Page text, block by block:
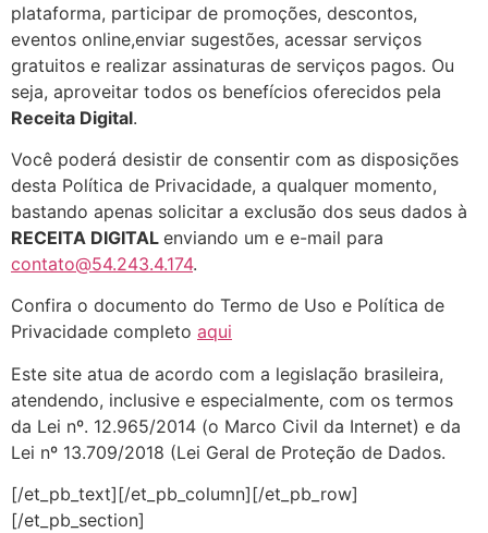
plataforma, participar de promoções, descontos,
eventos online,enviar sugestões, acessar serviços
gratuitos e realizar assinaturas de serviços pagos. Ou
seja, aproveitar todos os benefícios oferecidos pela
Receita Digital.
Você poderá desistir de consentir com as disposições
desta Política de Privacidade, a qualquer momento,
bastando apenas solicitar a exclusão dos seus dados à
RECEITA DIGITAL enviando um e e-mail para
contato@54.243.4.174.
Confira o documento do Termo de Uso e Política de
Privacidade completo aqui
Este site atua de acordo com a legislação brasileira,
atendendo, inclusive e especialmente, com os termos
da Lei nº. 12.965/2014 (o Marco Civil da Internet) e da
Lei nº 13.709/2018 (Lei Geral de Proteção de Dados.
[/et_pb_text][/et_pb_column][/et_pb_row]
[/et_pb_section]